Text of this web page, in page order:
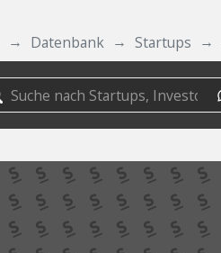
Datenbank Startups